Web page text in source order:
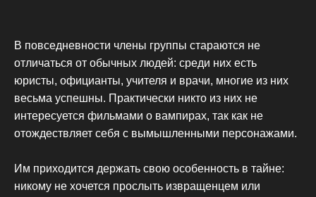
В повседневности члены группы стараются не
отличаться от обычных людей: среди них есть
юристы, официанты, учителя и врачи, многие из них
весьма успешны. Практически никто из них не
интересуется фильмами о вампирах, так как не
отождествляет себя с вымышленными персонажами.
Им приходится держать свою особенность в тайне:
никому не хочется прослыть извращенцем или